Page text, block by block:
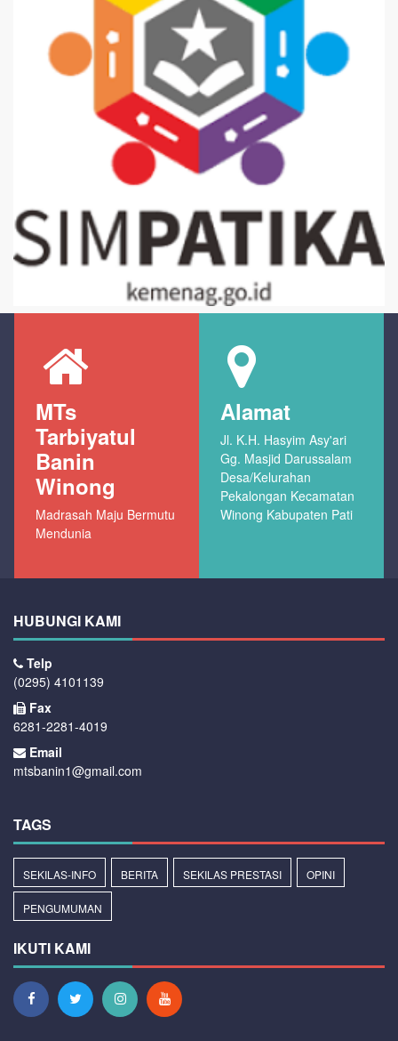
MTs
Tarbiyatul
Banin
Winong
Madrasah Maju Bermutu
Mendunia
Alamat
Jl. K.H. Hasyim Asy'ari
Gg. Masjid Darussalam
Desa/Kelurahan
Pekalongan Kecamatan
Winong Kabupaten Pati
HUBUNGI KAMI
Telp
(0295) 4101139
Fax
6281-2281-4019
Email
mtsbanin1@gmail.com
TAGS
SEKILAS-INFO BERITA SEKILAS PRESTASI OPINI
PENGUMUMAN
IKUTI KAMI